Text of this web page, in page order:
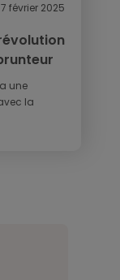
7 février 2025
une
la